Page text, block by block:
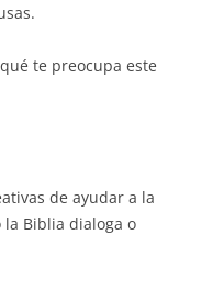
te preocupa este
de ayudar a la
Biblia dialoga o